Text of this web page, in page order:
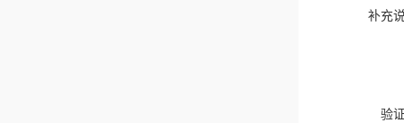
补充
验